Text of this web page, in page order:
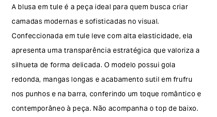
A blusa em tule é a peça ideal para quem busca criar
camadas modernas e sofisticadas no visual.
Confeccionada em tule leve com alta elasticidade, ela
apresenta uma transparência estratégica que valoriza a
silhueta de forma delicada. O modelo possui gola
redonda, mangas longas e acabamento sutil em frufru
nos punhos e na barra, conferindo um toque romântico e
contemporâneo à peça. Não acompanha o top de baixo.